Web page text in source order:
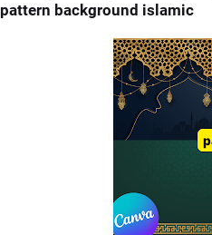
pattern background islamic